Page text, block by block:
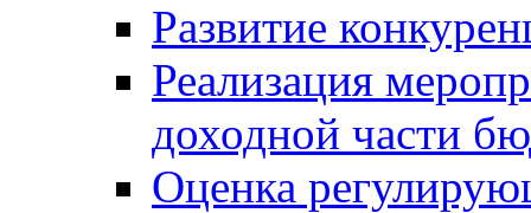
Развитие
Реализация
доходной части
Оценка